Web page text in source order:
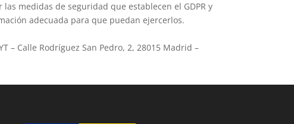
medidas de seguridad que establecen el GDPR y
adecuada para que puedan ejercerlos.
– Calle Rodríguez San Pedro, 2, 28015 Madrid –